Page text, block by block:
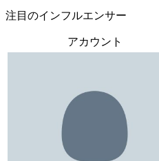
注目のインフルエンサー
アカウント